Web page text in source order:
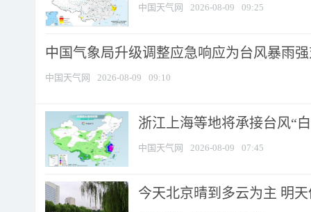
中国天气网 2026-08-09 09:25
中国气象局升级调整应急响应为台风暴雨
中国天气网 2026-08-09 09:10
浙江上海等地将承接台风“
中国天气网 2026-08-09 07:45
今天北京晴到多云为主 明